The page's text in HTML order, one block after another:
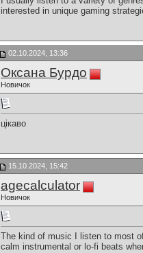
interested in unique gaming
02.10.2024, 13:36
Оксана Бурдо
Новичок
цікаво
15.10.2024, 15:42
agecalculator
Новичок
The kind of music I listen to most
calm instrumental or lo-fi beats